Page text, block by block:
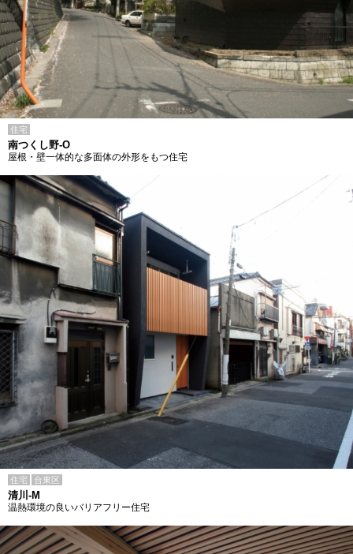
住宅
南つくし野-O
屋根・壁一体的な多面体の外形をもつ住宅
住宅 台東区
清川-M
温熱環境の良いバリアフリー住宅